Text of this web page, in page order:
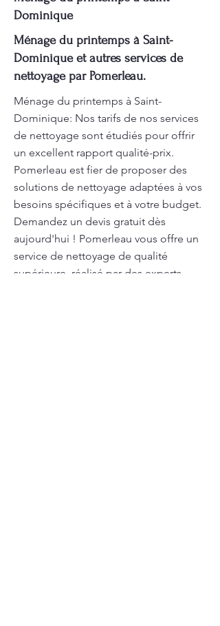
Dominique
Ménage du printemps à Saint-
Dominique et autres services de
nettoyage par Pomerleau.
Ménage du printemps à Saint-
Dominique: Nos tarifs de nos services
de nettoyage sont étudiés pour offrir
un excellent rapport qualité-prix.
Pomerleau est fier de proposer des
solutions de nettoyage adaptées à vos
besoins spécifiques et à votre budget.
Demandez un devis gratuit dès
aujourd'hui ! Pomerleau vous offre un
service de nettoyage de qualité
supérieure, réalisé par des experts